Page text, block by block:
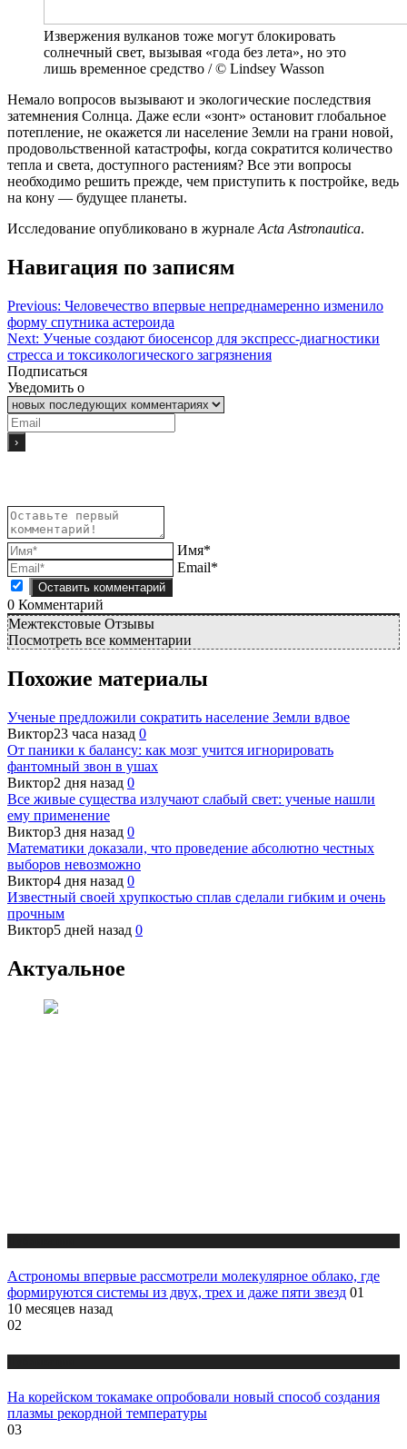
Извержения вулканов тоже могут блокировать
солнечный свет, вызывая «года без лета», но это
лишь временное средство / © Lindsey Wasson
Немало вопросов вызывают и экологические последствия
затемнения Солнца. Даже если «зонт» остановит глобальное
потепление, не окажется ли население Земли на грани новой,
продовольственной катастрофы, когда сократится количество
тепла и света, доступного растениям? Все эти вопросы
необходимо решить прежде, чем приступить к постройке, ведь
на кону — будущее планеты.
Исследование опубликовано в журнале Acta Astronautica.
Навигация по записям
Previous: Человечество впервые непреднамеренно изменило
форму спутника астероида
Next: Ученые создают биосенсор для экспресс-диагностики
стресса и токсикологического загрязнения
Подписаться
Уведомить о
Имя*
Email*
0 Комментарий
Межтекстовые Отзывы
Посмотреть все комментарии
Похожие материалы
Ученые предложили сократить население Земли вдвое
Виктор23 часа назад 0
От паники к балансу: как мозг учится игнорировать
фантомный звон в ушах
Виктор2 дня назад 0
Все живые существа излучают слабый свет: ученые нашли
ему применение
Виктор3 дня назад 0
Математики доказали, что проведение абсолютно честных
выборов невозможно
Виктор4 дня назад 0
Известный своей хрупкостью сплав сделали гибким и очень
прочным
Виктор5 дней назад 0
Актуальное
Астрономы впервые рассмотрели молекулярное облако, где
формируются системы из двух, трех и даже пяти звезд 01
10 месяцев назад
02
На корейском токамаке опробовали новый способ создания
плазмы рекордной температуры
03